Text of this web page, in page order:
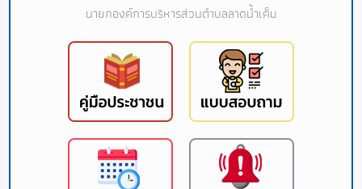
นายกองค์การบริหารส่วนตำบลลาดน้ำเค็ม